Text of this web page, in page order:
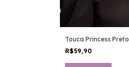
Touca Princess Preto
R$59,90